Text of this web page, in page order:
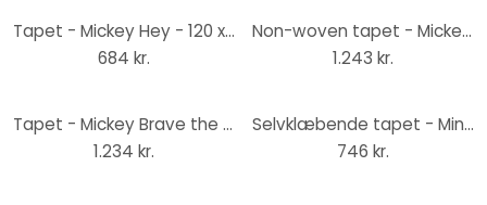
Tapet - Mickey Hey - 120 x 200 cm
684 kr.
Non-woven tapet - Mickey Offbeat - 200 x 250 cm
1.243 kr.
Tapet - Mickey Brave the Wave - 200 x 280 cm
1.234 kr.
Selvklæbende tapet - Minnie Chill - 125 x 125 cm
746 kr.